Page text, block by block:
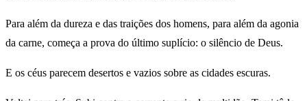
Para além da dureza e das traições dos homens, para além da agonia
da carne, começa a prova do último suplício: o silêncio de Deus.
E os céus parecem desertos e vazios sobre as cidades escuras.